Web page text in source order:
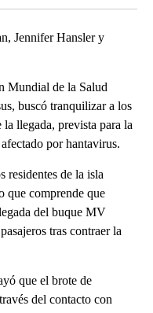
Jennifer Hansler y
Mundial de la Salud
buscó tranquilizar a los
la llegada, prevista para la
por hantavirus.
residentes de la isla
que comprende que
del buque MV
tras contraer la
que el brote de
del contacto con